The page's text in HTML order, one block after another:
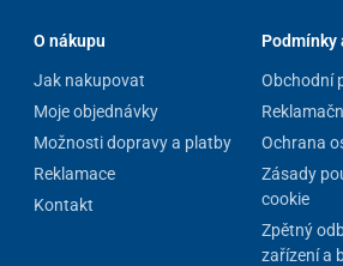
i šikovnécestovní pouzdro
pro bezpečné
účinek biolampy a zároveň obnovuje
O nákupu
Jak nakupovat
Moje objednávky
Možnosti dopravy a platby
Reklamace
Kontakt
Podmínky
Obchodní
Ochrana
Zásady
cookie
Zpětný
zařízení a